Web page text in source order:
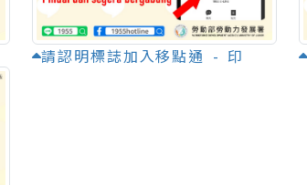
請認明標誌加入移點通 - 印